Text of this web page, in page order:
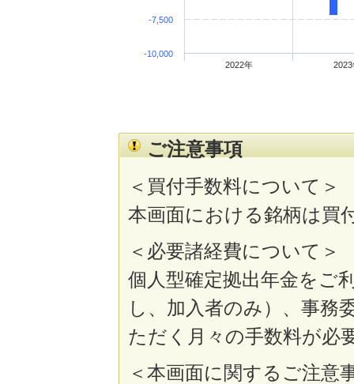
2022年 2023
-10,000
-7,500
ご注意事項
＜買付手数料について＞
本画面における銘柄は買
＜必要諸経費について＞
個人型確定拠出年金をご
し、加入者のみ）、事務
ただく月々の手数料が必
＜本画面に関するご注意